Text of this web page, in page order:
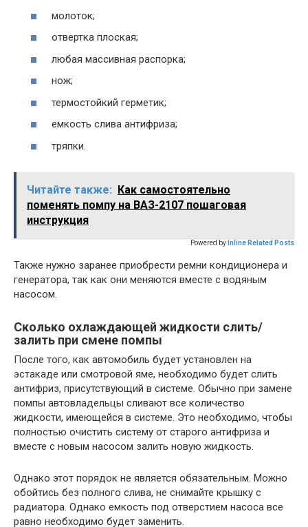
молоток;
отвертка плоская;
любая массивная распорка;
нож;
термостойкий герметик;
емкость слива антифриза;
тряпки.
Читайте также: Как самостоятельно
поменять помпу на ВАЗ-2107 пошаговая
инструкция
Powered by Inline Related Posts
Также нужно заранее приобрести ремни кондиционера и
генератора, так как они меняются вместе с водяным
насосом.
Сколько охлаждающей жидкости слить/
залить при смене помпы
После того, как автомобиль будет установлен на
эстакаде или смотровой яме, необходимо будет слить
антифриз, присутствующий в системе. Обычно при замене
помпы автовладельцы сливают все количество
жидкости, имеющейся в системе. Это необходимо, чтобы
полностью очистить систему от старого антифриза и
вместе с новым насосом залить новую жидкость.
Однако этот порядок не является обязательным. Можно
обойтись без полного слива, не снимайте крышку с
радиатора. Однако емкость под отверстием насоса все
равно необходимо будет заменить.